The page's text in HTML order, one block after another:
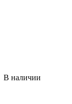
В наличии